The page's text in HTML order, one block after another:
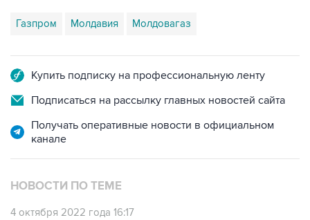
Газпром Молдавия Молдовагаз
Купить подписку на профессиональную ленту
Подписаться на рассылку главных новостей сайта
Получать оперативные новости в официальном
канале
НОВОСТИ ПО ТЕМЕ
4 октября 2022 года 16:17